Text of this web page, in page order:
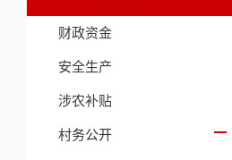
财政资金
安全生产
涉农补贴
村务公开